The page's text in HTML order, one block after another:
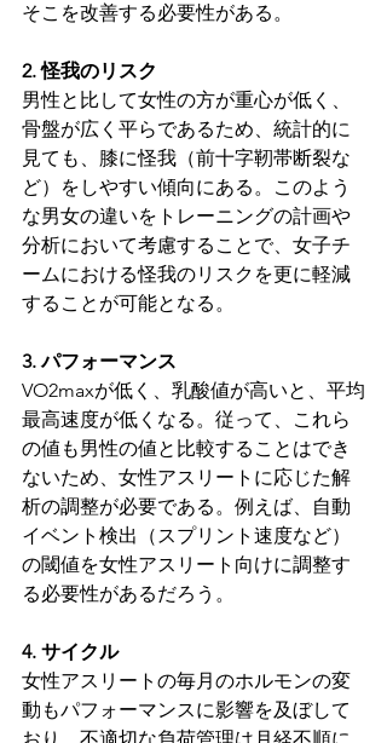
そこを改善する必要性がある。
2. 怪我のリスク
男性と比して女性の方が重心が低く、
骨盤が広く平らであるため、統計的に
見ても、膝に怪我（前十字靭帯断裂な
ど）をしやすい傾向にある。このよう
な男女の違いをトレーニングの計画や
分析において考慮することで、女子チ
ームにおける怪我のリスクを更に軽減
することが可能となる。
3. パフォーマンス
VO2maxが低く、乳酸値が高いと、平均
最高速度が低くなる。従って、これら
の値も男性の値と比較することはでき
ないため、女性アスリートに応じた解
析の調整が必要である。例えば、自動
イベント検出（スプリント速度など）
の閾値を女性アスリート向けに調整す
る必要性があるだろう。
4. サイクル
女性アスリートの毎月のホルモンの変
動もパフォーマンスに影響を及ぼして